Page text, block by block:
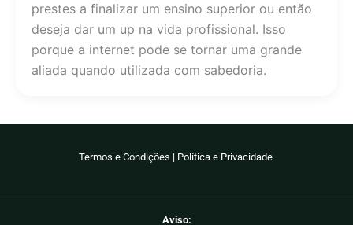
prestes a finalizar um ensino superior ou então
deseja dar um up na vida profissional. Isso
porque a internet pode se tornar uma grande
aliada quando utilizada com sabedoria.
Termos e Condições | Política e Privacidade
Aviso: